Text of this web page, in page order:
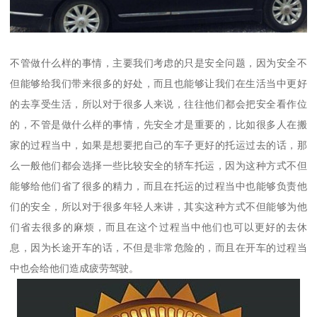
不管做什么样的事情，主要我们考虑的只是安全问题，因为安全不
但能够给我们带来很多的好处，而且也能够让我们在生活当中更好
的去享受生活，所以对于很多人来说，往往他们都会把安全看作位
的，不管是做什么样的事情，先安全才是重要的，比如很多人在搬
家的过程当中，如果是想要把自己的车子更好的托运过去的话，那
么一般他们都会选择一些比较安全的轿车托运，因为这种方式不但
能够给他们省了很多的精力，而且在托运的过程当中也能够负责他
们的安全，所以对于很多年轻人来讲，其实这种方式不但能够为他
们省去很多的麻烦，而且在这个过程当中他们也可以更好的去休
息，因为长途开车的话，不但是非常危险的，而且在开车的过程当
中也会给他们造成疲劳驾驶。